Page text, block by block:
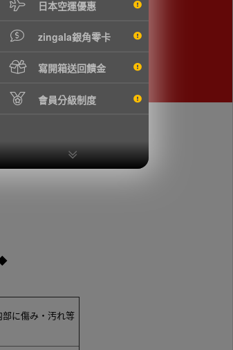
日本空運優惠
zingala銀角零卡
寫開箱送回饋金
會員分級制度
に傷み・汚れ等